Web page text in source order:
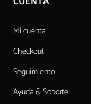
Mi cuenta
Checkout
Seguimiento
Ayuda & Soporte